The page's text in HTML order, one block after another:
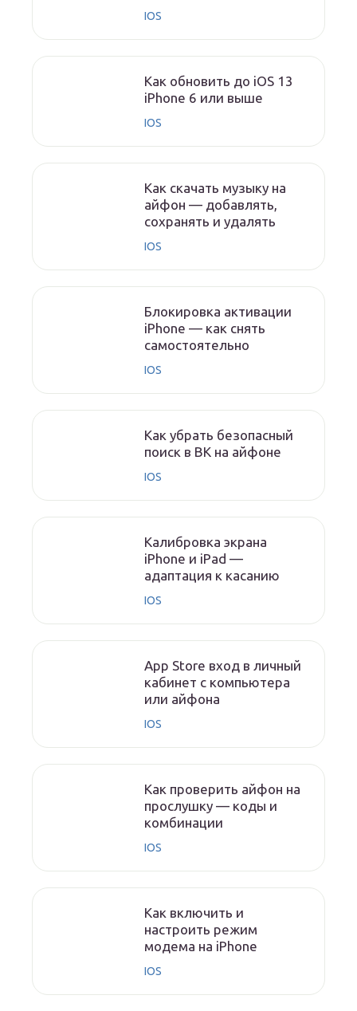
IOS
Как обновить до iOS 13
iPhone 6 или выше
IOS
Как скачать музыку на
айфон — добавлять,
сохранять и удалять
IOS
Блокировка активации
iPhone — как снять
самостоятельно
IOS
Как убрать безопасный
поиск в ВК на айфоне
IOS
Калибровка экрана
iPhone и iPad —
адаптация к касанию
IOS
App Store вход в личный
кабинет с компьютера
или айфона
IOS
Как проверить айфон на
прослушку — коды и
комбинации
IOS
Как включить и
настроить режим
модема на iPhone
IOS